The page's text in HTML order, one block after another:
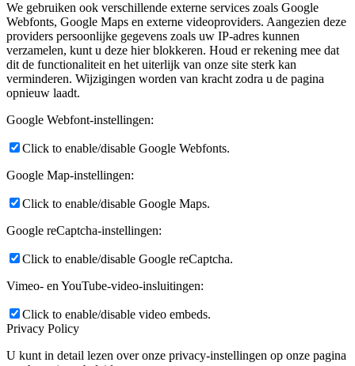
We gebruiken ook verschillende externe services zoals Google
Webfonts, Google Maps en externe videoproviders. Aangezien deze
providers persoonlijke gegevens zoals uw IP-adres kunnen
verzamelen, kunt u deze hier blokkeren. Houd er rekening mee dat
dit de functionaliteit en het uiterlijk van onze site sterk kan
verminderen. Wijzigingen worden van kracht zodra u de pagina
opnieuw laadt.
Google Webfont-instellingen:
Click to enable/disable Google Webfonts.
Google Map-instellingen:
Click to enable/disable Google Maps.
Google reCaptcha-instellingen:
Click to enable/disable Google reCaptcha.
Vimeo- en YouTube-video-insluitingen:
Click to enable/disable video embeds.
Privacy Policy
U kunt in detail lezen over onze privacy-instellingen op onze pagina